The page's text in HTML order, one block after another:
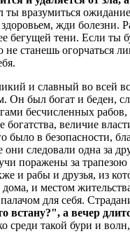
ты вразумиться
жди болезни.
бегущей тени. Если ты
не станешь
и славный во всей
Он был богат и беден,
бесчисленных
величие
было в безопасности,
они следовали одна за
поражены за
и рабы и друзья, из
и местом жительства
для себя.
встану?", а вечер
такой бури и